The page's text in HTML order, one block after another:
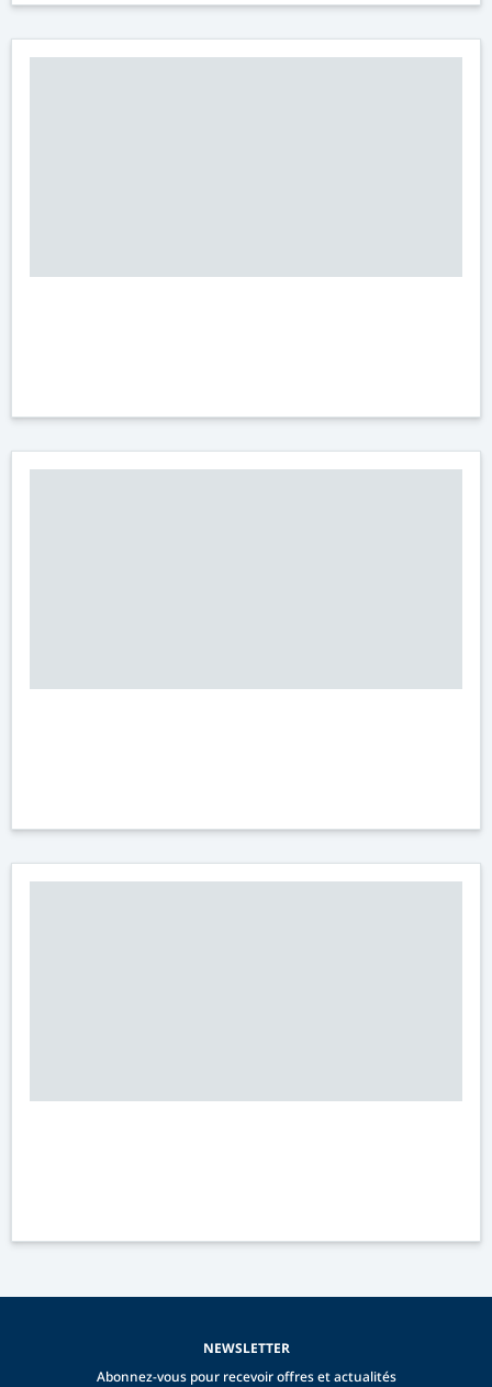
NEWSLETTER
Abonnez-vous pour recevoir offres et actualités